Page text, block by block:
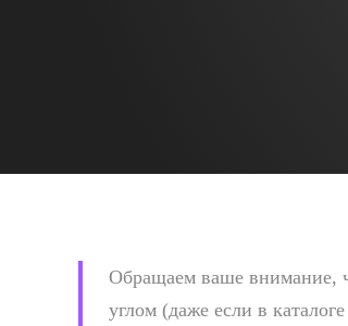
Обращаем ваше внимание,
углом (даже если в